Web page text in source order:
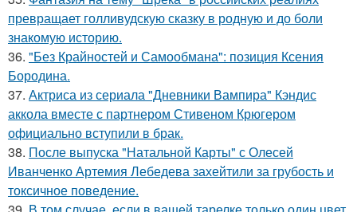
превращает голливудскую сказку в родную и до боли
знакомую историю.
36. "Без Крайностей и Самообмана": позиция Ксения
Бородина.
37. Актриса из сериала "Дневники Вампира" Кэндис
аккола вместе с партнером Стивеном Крюгером
официально вступили в брак.
38. После выпуска "Натальной Карты" с Олесей
Иванченко Артемия Лебедева захейтили за грубость и
токсичное поведение.